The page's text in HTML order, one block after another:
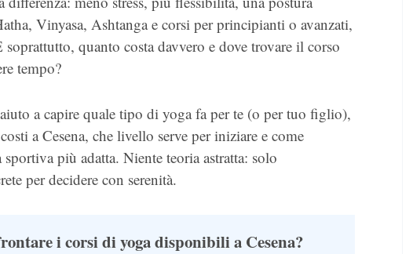
Vinyasa, Ashtanga e corsi per principianti o avanzati,
soprattutto, quanto costa davvero e dove trovare il corso
tempo?
a capire quale tipo di yoga fa per te (o per tuo figlio),
a Cesena, che livello serve per iniziare e come
sportiva più adatta. Niente teoria astratta: solo
per decidere con serenità.
i corsi di yoga disponibili a Cesena?